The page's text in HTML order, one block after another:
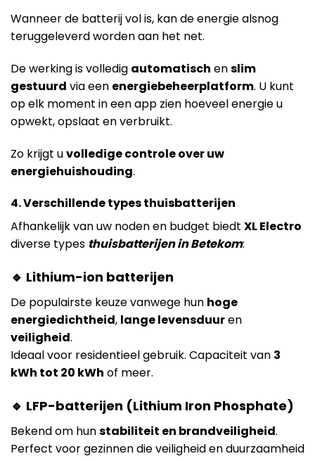
Wanneer de batterij vol is, kan de energie alsnog
teruggeleverd worden aan het net.
De werking is volledig automatisch enslim
gestuurd via een energiebeheerplatform. U kunt
op elk moment in een app zien hoeveel energie u
opwekt, opslaat en verbruikt.
Zo krijgt uvolledige controle over uw
energiehuishouding.
4. Verschillende types thuisbatterijen
Afhankelijk van uw noden en budget biedt XL Electro
diverse types thuisbatterijen in Betekom:
🔹 Lithium-ion batterijen
De populairste keuze vanwege hun hoge
energiedichtheid, lange levensduuren
veiligheid.
Ideaal voor residentieel gebruik. Capaciteit van 3
kWh tot 20 kWh of meer.
🔹 LFP-batterijen (Lithium Iron Phosphate)
Bekend om hunstabiliteit en brandveiligheid.
Perfect voor gezinnen die veiligheid en duurzaamheid